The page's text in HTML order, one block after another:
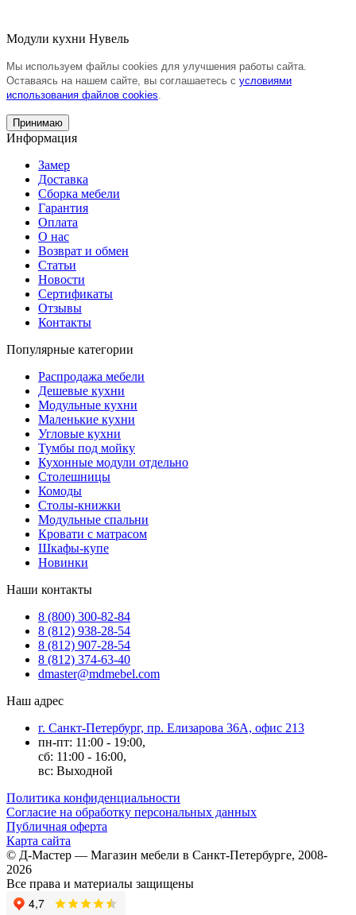
Модули кухни Нувель
Мы используем файлы cookies для улучшения работы сайта.
Оставаясь на нашем сайте, вы соглашаетесь с условиями
использования файлов cookies
Принимаю
Информация
Замер
Доставка
Сборка мебели
Гарантия
Оплата
О нас
Возврат и обмен
Статьи
Новости
Сертификаты
Отзывы
Контакты
Популярные категории
Распродажа мебели
Дешевые кухни
Модульные кухни
Маленькие кухни
Угловые кухни
Тумбы под мойку
Кухонные модули отдельно
Столешницы
Комоды
Столы-книжки
Модульные спальни
Кровати с матрасом
Шкафы-купе
Новинки
Наши контакты
8 (800) 300-82-84
8 (812) 938-28-54
8 (812) 907-28-54
8 (812) 374-63-40
dmaster@mdmebel.com
Наш адрес
г. Санкт-Петербург, пр. Елизарова 36А, офис 213
пн-пт: 11:00 - 19:00,
сб: 11:00 - 16:00,
вс: Выходной
Политика конфиденциальности
Согласие на обработку персональных данных
Публичная оферта
Карта сайта
© Д-Мастер — Магазин мебели в Санкт-Петербурге, 2008-
2026
Все права и материалы защищены